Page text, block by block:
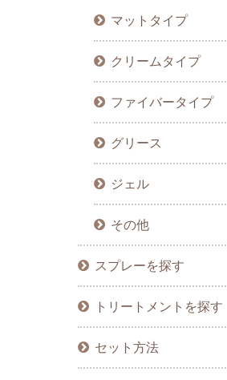
マットタイプ
クリームタイプ
ファイバータイプ
グリース
ジェル
その他
スプレーを探す
トリートメントを探す
セット方法